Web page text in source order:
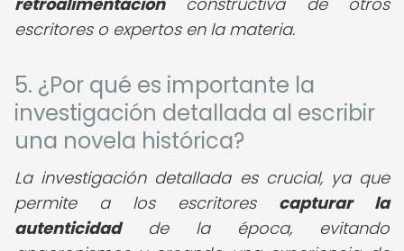
escritores o expertos en la materia.
5. ¿Por qué es importante la
investigación detallada al escribir
una novela histórica?
La investigación detallada es crucial, ya que
permite a los escritores capturar la
autenticidadde la época, evitando